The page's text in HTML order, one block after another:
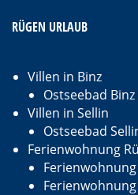
RÜGEN URLAUB
Villen in Binz
Ostseebad Binz
Villen in Sellin
Ostseebad
Ferienwohnung